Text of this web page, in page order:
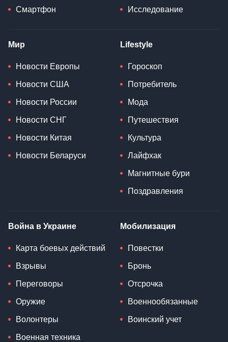
Смартфон Исследование
Мир
Новости Европы
Новости США
Новости России
Новости СНГ
Новости Китая
Новости Беларуси
Lifestyle
Гороскоп
Потребитель
Мода
Путешествия
Культура
Лайфхак
Магнитные бури
Поздравления
Война в Украине
Карта боевых действий
Взрывы
Переговоры
Оружие
Волонтеры
Военная техника
Мобилизация
Повестки
Бронь
Отсрочка
Военнообязанные
Воинский учет